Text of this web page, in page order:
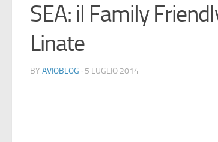
SEA: il Family
Linate
BY AVIOBLOG · 5 LUGLIO 2014